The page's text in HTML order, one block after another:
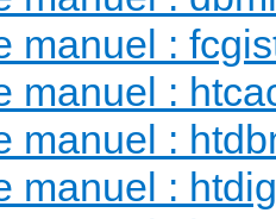
manuel :
manuel :
manuel :
manuel :